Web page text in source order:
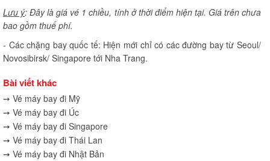
Lưu ý: Đây là giá vé 1 chiều, tính ở thời điểm hiện tại. Giá trên chưa
bao gồm thuế phí.
- Các chặng bay quốc tế: Hiện mới chỉ có các đường bay từ Seoul/
Novosibirsk/ Singapore tới Nha Trang.
Bài viết khác
➙ Vé máy bay đi Mỹ
➙ Vé máy bay đi Úc
➙ Vé máy bay đi Singapore
➙ Vé máy bay đi Thái Lan
➙ Vé máy bay đi Nhật Bản